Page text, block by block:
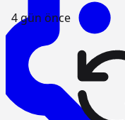
4 gün önce